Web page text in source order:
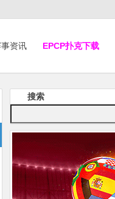
资讯 EPCP扑克下载
搜索